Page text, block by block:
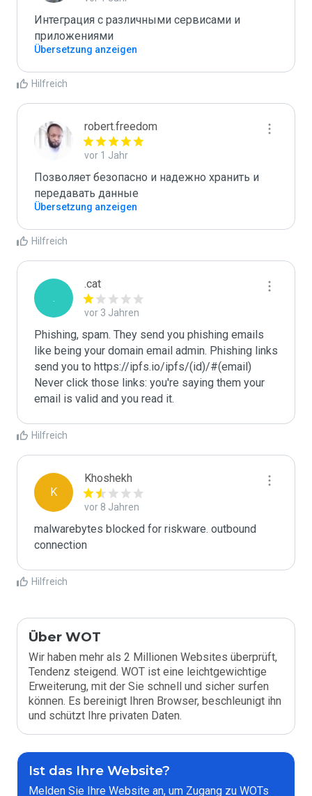
Интеграция с различными сервисами и
приложениями
Übersetzung anzeigen
Hilfreich
robert.freedom
vor 1 Jahr
Позволяет безопасно и надежно хранить и
передавать данные
Übersetzung anzeigen
Hilfreich
.
.cat
vor 3 Jahren
Phishing, spam. They send you phishing emails
like being your domain email admin. Phishing links
send you to https://ipfs.io/ipfs/(id)/#(email)
Never click those links: you're saying them your
email is valid and you read it.
Hilfreich
K
Khoshekh
vor 8 Jahren
malwarebytes blocked for riskware. outbound
connection
Hilfreich
Über WOT
Wir haben mehr als 2 Millionen Websites überprüft,
Tendenz steigend. WOT ist eine leichtgewichtige
Erweiterung, mit der Sie schnell und sicher surfen
können. Es bereinigt Ihren Browser, beschleunigt ihn
und schützt Ihre privaten Daten.
Ist das Ihre Website?
Melden Sie Ihre Website an, um Zugang zu WOTs